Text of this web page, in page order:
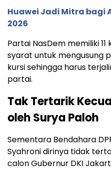
Huawei Jadi Mitra bagi
2026
Partai NasDem memiliki
syarat untuk mengusung
kursi sehingga harus
partai.
Tak Tertarik
oleh Surya Paloh
Sementara Bendahara
Syahroni dirinya tidak
calon Gubernur DKI